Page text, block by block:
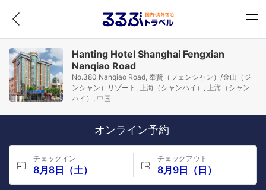
Hanting Hotel Shanghai Fengxian
Nanqiao Road
No.380 Nanqiao Road, 奉賢（フェンシャン）/金山（ジ
ンシャン）リゾート, 上海（シャンハイ）, 上海（シャン
ハイ）, 中国
オンライン予約
チェックイン
8月8日（土）
チェックアウト
8月9日（日）